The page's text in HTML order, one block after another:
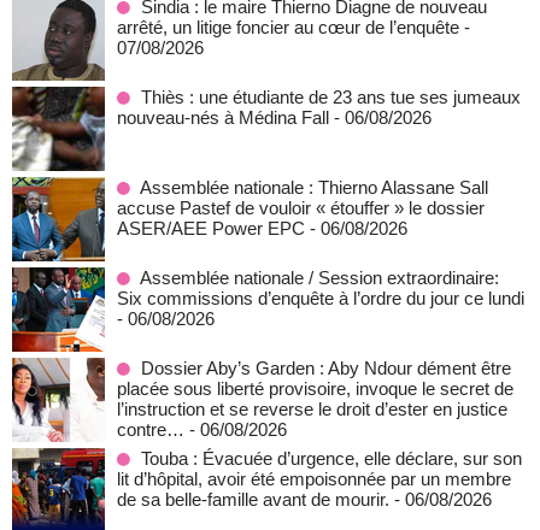
Sindia : le maire Thierno Diagne de nouveau
arrêté, un litige foncier au cœur de l’enquête -
07/08/2026
Thiès : une étudiante de 23 ans tue ses jumeaux
nouveau-nés à Médina Fall - 06/08/2026
Assemblée nationale : Thierno Alassane Sall
accuse Pastef de vouloir « étouffer » le dossier
ASER/AEE Power EPC - 06/08/2026
Assemblée nationale / Session extraordinaire:
Six commissions d’enquête à l’ordre du jour ce lundi
- 06/08/2026
Dossier Aby’s Garden : Aby Ndour dément être
placée sous liberté provisoire, invoque le secret de
l’instruction et se reverse le droit d’ester en justice
contre… - 06/08/2026
Touba : Évacuée d’urgence, elle déclare, sur son
lit d’hôpital, avoir été empoisonnée par un membre
de sa belle-famille avant de mourir. - 06/08/2026